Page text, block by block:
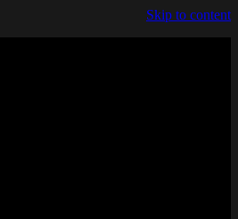
Skip to content